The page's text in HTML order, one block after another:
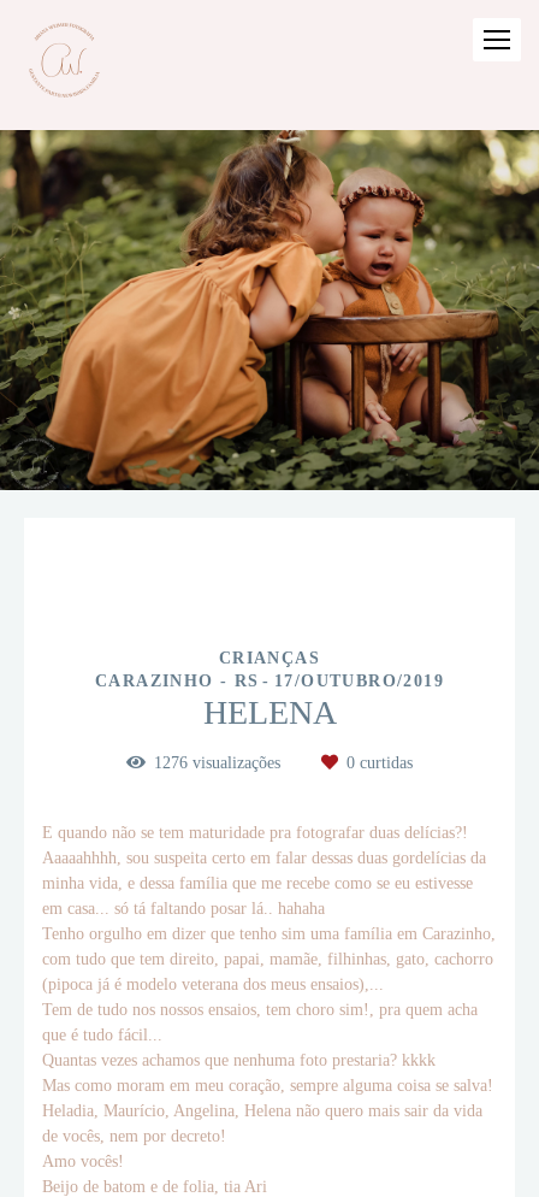
CRIANÇAS
CARAZINHO - RS
17/OUTUBRO/2019
HELENA
1276 visualizações 0 curtidas
E quando não se tem maturidade pra fotografar duas delícias?!
Aaaaahhhh, sou suspeita certo em falar dessas duas gordelícias da
minha vida, e dessa família que me recebe como se eu estivesse
em casa... só tá faltando posar lá.. hahaha
Tenho orgulho em dizer que tenho sim uma família em Carazinho,
com tudo que tem direito, papai, mamãe, filhinhas, gato, cachorro
(pipoca já é modelo veterana dos meus ensaios),...
Tem de tudo nos nossos ensaios, tem choro sim!, pra quem acha
que é tudo fácil...
Quantas vezes achamos que nenhuma foto prestaria? kkkk
Mas como moram em meu coração, sempre alguma coisa se salva!
Heladia, Maurício, Angelina, Helena não quero mais sair da vida
de vocês, nem por decreto!
Amo vocês!
Beijo de batom e de folia, tia Ari